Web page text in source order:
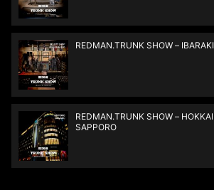
REDMAN.TRUNK SHOW –
REDMAN.TRUNK SHOW –
SAPPORO